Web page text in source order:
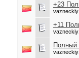
+23
+11
Полный